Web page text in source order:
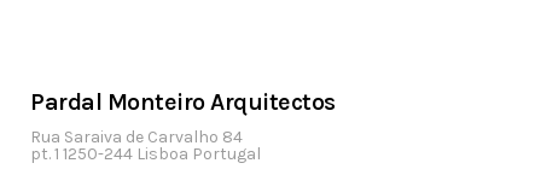
Pardal Monteiro Arquitectos
Rua Saraiva de Carvalho 84
pt. 1 1250-244 Lisboa Portugal